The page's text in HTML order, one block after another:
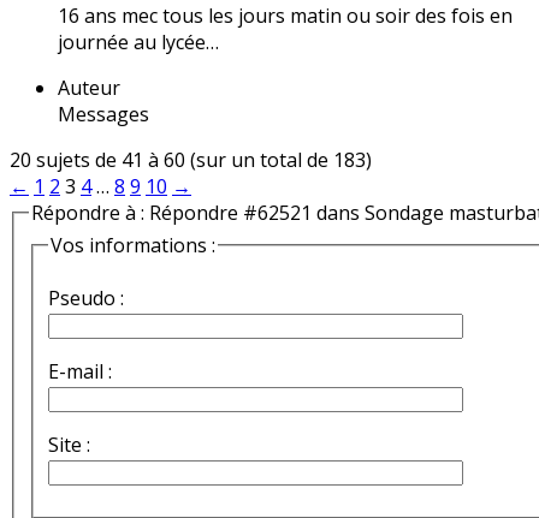
16 ans mec tous les jours matin ou soir des fois en
journée au lycée…
Auteur
Messages
20 sujets de 41 à 60 (sur un total de 183)
← 1 2 3 4… 8 9 10 →
Répondre à : Répondre #62521 dans Sondage
Vos informations :
Pseudo :
E-mail :
Site :